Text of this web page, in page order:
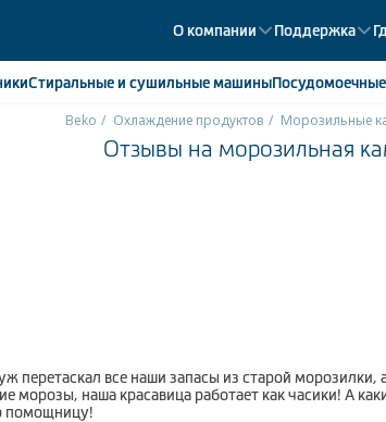
О компании Поддержка
Стиральные и сушильные машиныПосудомоечные
Холодильники358
Beko Охлаждение продуктов Морозильные
Отзывы на морозильная
все наши запасы из старой
морозы, наша красавица работает как часики! А
помощницу!